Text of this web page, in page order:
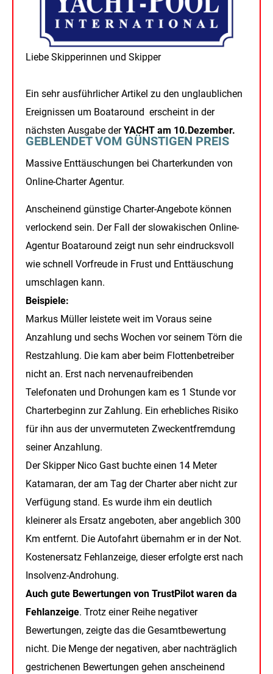
Liebe Skipperinnen und Skipper
Ein sehr ausführlicher Artikel zu den unglaublichen
Ereignissen um Boataround erscheint in der
nächsten Ausgabe derYACHT am 10.Dezember.
GEBLENDET VOM GÜNSTIGEN PREIS
Massive Enttäuschungen bei Charterkunden von
Online-Charter Agentur.
Anscheinend günstige Charter-Angebote können
verlockend sein. Der Fall der slowakischen Online-
Agentur Boataround zeigt nun sehr eindrucksvoll
wie schnell Vorfreude in Frust und Enttäuschung
umschlagen kann.
Beispiele:
Markus Müller leistete weit im Voraus seine
Anzahlung und sechs Wochen vor seinem Törn die
Restzahlung. Die kam aber beim Flottenbetreiber
nicht an. Erst nach nervenaufreibenden
Telefonaten und Drohungen kam es 1 Stunde vor
Charterbeginn zur Zahlung. Ein erhebliches Risiko
für ihn aus der unvermuteten Zweckentfremdung
seiner Anzahlung.
Der Skipper Nico Gast buchte einen 14 Meter
Katamaran, der am Tag der Charter aber nicht zur
Verfügung stand. Es wurde ihm ein deutlich
kleinerer als Ersatz angeboten, aber angeblich 300
Km entfernt. Die Autofahrt übernahm er in der Not.
Kostenersatz Fehlanzeige, dieser erfolgte erst nach
Insolvenz-Androhung.
Auch gute Bewertungen von TrustPilot waren da
Fehlanzeige. Trotz einer Reihe negativer
Bewertungen, zeigte das die Gesamtbewertung
nicht. Die Menge der negativen, aber nachträglich
gestrichenen Bewertungen gehen anscheinend